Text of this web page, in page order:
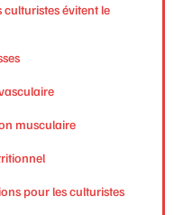
culturistes évitent le
musculaire
pour les culturistes